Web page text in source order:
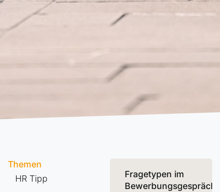
Themen
HR Tipp
Fragetypen im
Bewerbungsgespräch